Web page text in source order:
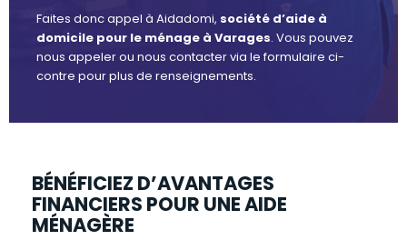
Faites donc appel à Aidadomi, société d’aide à
domicile pour le ménage à Varages. Vous pouvez
nous appeler ou nous contacter via le formulaire ci-
contre pour plus de renseignements.
BÉNÉFICIEZ D’AVANTAGES
FINANCIERS POUR UNE AIDE
MÉNAGÈRE